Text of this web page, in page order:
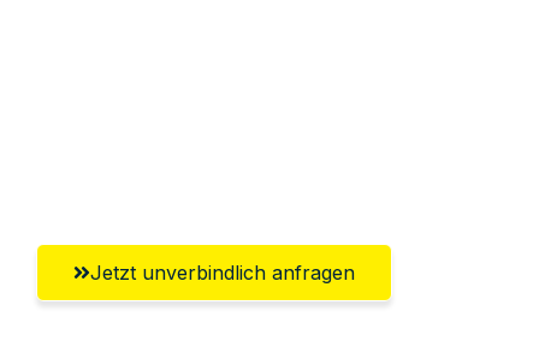
Jetzt unverbindlich anfragen